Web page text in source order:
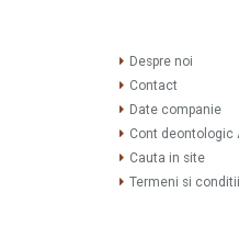
Despre noi
Contact
Date companie
Cont deontologic
Cauta in site
Termeni si conditii